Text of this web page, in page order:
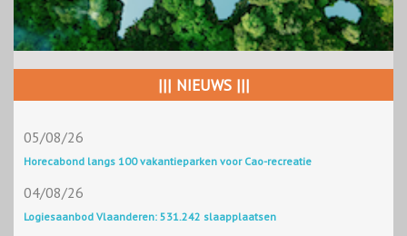
||| NIEUWS |||
05/08/26
Horecabond langs 100 vakantieparken voor Cao-recreatie
04/08/26
Logiesaanbod Vlaanderen: 531.242 slaapplaatsen